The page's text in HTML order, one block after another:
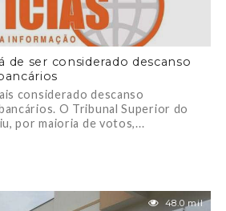
de ser considerado descanso
considerado descanso
O Tribunal Superior do
por maioria de votos,...
48.0 mil